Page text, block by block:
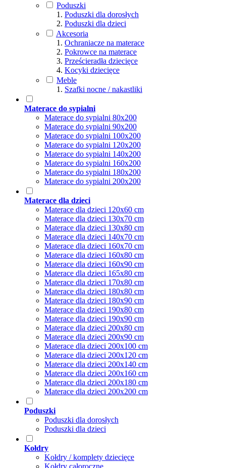
Poduszki
Poduszki dla dorosłych
Poduszki dla dzieci
Akcesoria
Ochraniacze na materace
Pokrowce na materace
Prześcieradła dziecięce
Kocyki dziecięce
Meble
Szafki nocne / nakastliki
Materace do sypialni
Materace do sypialni 80x200
Materace do sypialni 90x200
Materace do sypialni 100x200
Materace do sypialni 120x200
Materace do sypialni 140x200
Materace do sypialni 160x200
Materace do sypialni 180x200
Materace do sypialni 200x200
Materace dla dzieci
Materace dla dzieci 120x60 cm
Materace dla dzieci 130x70 cm
Materace dla dzieci 130x80 cm
Materace dla dzieci 140x70 cm
Materace dla dzieci 160x70 cm
Materace dla dzieci 160x80 cm
Materace dla dzieci 160x90 cm
Materace dla dzieci 165x80 cm
Materace dla dzieci 170x80 cm
Materace dla dzieci 180x80 cm
Materace dla dzieci 180x90 cm
Materace dla dzieci 190x80 cm
Materace dla dzieci 190x90 cm
Materace dla dzieci 200x80 cm
Materace dla dzieci 200x90 cm
Materace dla dzieci 200x100 cm
Materace dla dzieci 200x120 cm
Materace dla dzieci 200x140 cm
Materace dla dzieci 200x160 cm
Materace dla dzieci 200x180 cm
Materace dla dzieci 200x200 cm
Poduszki
Poduszki dla dorosłych
Poduszki dla dzieci
Kołdry
Kołdry / komplety dziecięce
Kołdry całoroczne